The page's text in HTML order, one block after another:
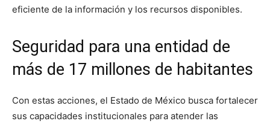
eficiente de la información y los recursos disponibles.
Seguridad para una entidad de
más de 17 millones de habitantes
Con estas acciones, el Estado de México busca fortalecer
sus capacidades institucionales para atender las